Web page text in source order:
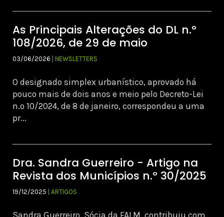
As Principais Alterações do DL n.º
108/2026, de 29 de maio
03/06/2026 | NEWSLETTERS
O designado simplex urbanístico, aprovado há
pouco mais de dois anos e meio pelo Decreto-Lei
n.º 10/2024, de 8 de janeiro, correspondeu a uma
pr...
Dra. Sandra Guerreiro - Artigo na
Revista dos Municípios n.º 30/2025
19/12/2025 | ARTIGOS